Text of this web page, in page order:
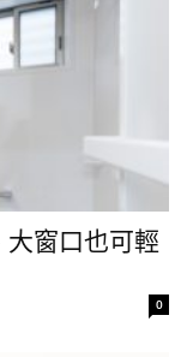
窗口也可輕
0